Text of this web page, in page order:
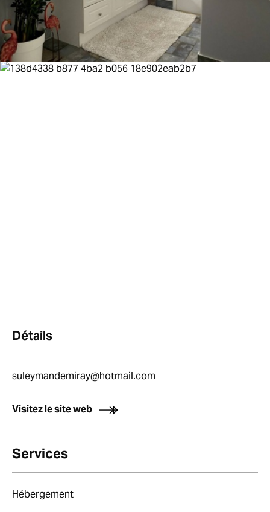
Détails
suleymandemiray@hotmail.com
Visitez le site web
Services
Hébergement